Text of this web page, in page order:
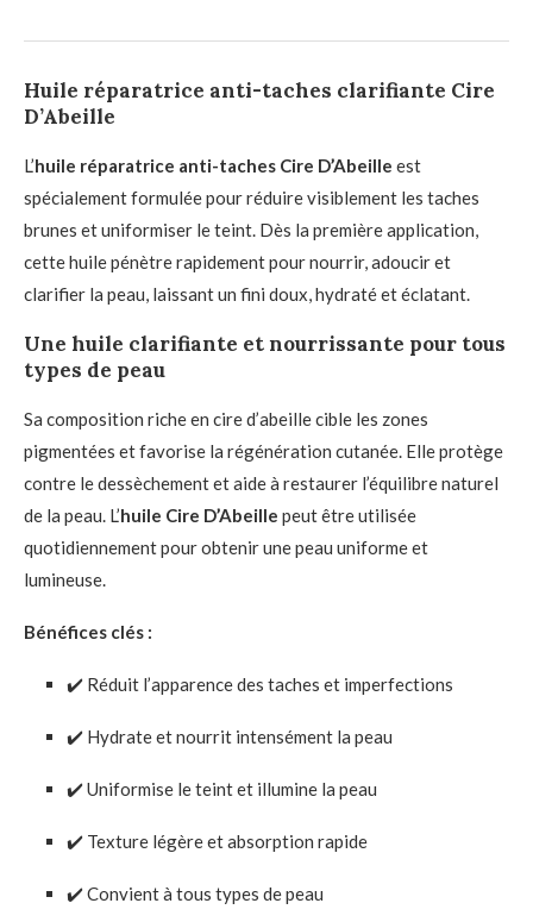
Huile réparatrice anti-taches clarifiante Cire
D’Abeille
L’huile réparatrice anti-taches Cire D’Abeille est
spécialement formulée pour réduire visiblement les taches
brunes et uniformiser le teint. Dès la première application,
cette huile pénètre rapidement pour nourrir, adoucir et
clarifier la peau, laissant un fini doux, hydraté et éclatant.
Une huile clarifiante et nourrissante pour tous
types de peau
Sa composition riche en cire d’abeille cible les zones
pigmentées et favorise la régénération cutanée. Elle protège
contre le dessèchement et aide à restaurer l’équilibre naturel
de la peau. L’huile Cire D’Abeille peut être utilisée
quotidiennement pour obtenir une peau uniforme et
lumineuse.
Bénéfices clés :
✔️ Réduit l’apparence des taches et imperfections
✔️ Hydrate et nourrit intensément la peau
✔️ Uniformise le teint et illumine la peau
✔️ Texture légère et absorption rapide
✔️ Convient à tous types de peau